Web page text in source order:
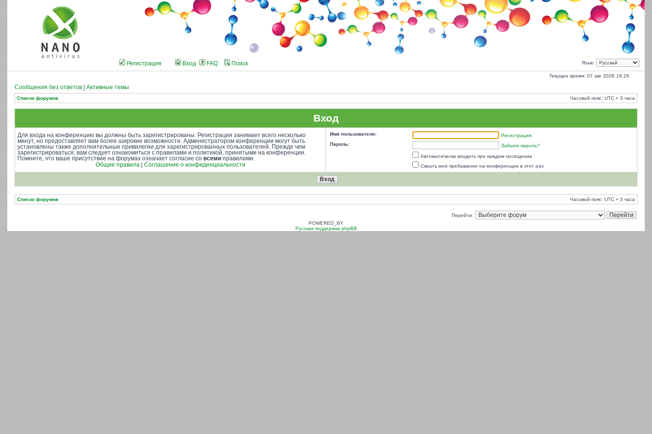
Язык:
Регистрация Вход FAQ Поиск
Текущее время: 07 авг 2026 19:26
Сообщения без ответов Активные темы
Список форумов Часовой пояс: UTC + 3 часа
Вход
Для входа на конференцию вы должны быть зарегистрированы. Регистрация занимает всего несколько
минут, но предоставляет вам более широкие возможности. Администратором конференции могут быть
установлены также дополнительные привилегии для зарегистрированных пользователей. Прежде чем
зарегистрироваться, вам следует ознакомиться с правилами и политикой, принятыми на конференции.
Помните, что ваше присутствие на форумах означает согласие со всеми правилами.
Общие правила
Соглашение о конфиденциальности
Имя пользователя:
Регистрация
Пароль:
Забыли пароль?
Автоматически входить при каждом посещении
Скрыть моё пребывание на конференции в этот раз
Список форумов Часовой пояс: UTC + 3 часа
Перейти:
POWERED_BY
Русская поддержка phpBB